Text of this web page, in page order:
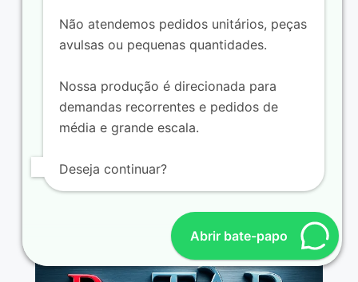
Borracha para tubos e conexões de
irrigação
Não atendemos pedidos unitários, peças
avulsas ou pequenas quantidades.
Nossa produção é direcionada para
demandas recorrentes e pedidos de
média e grande escala.
Deseja continuar?
Abrir bate-papo